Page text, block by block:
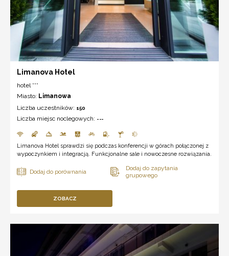
Limanova Hotel
hotel ***
Miasto: Limanowa
Liczba uczestników: 150
Liczba miejsc noclegowych: ---
Limanova Hotel sprawdzi się podczas konferencji w górach połączonej z
wypoczynkiem i integracją. Funkcjonalne sale i nowoczesne rozwiązania.
ZOBACZ